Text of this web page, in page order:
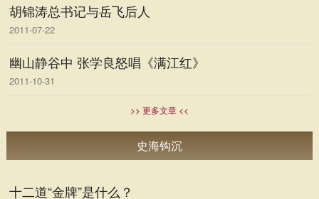
胡锦涛总书记与岳飞后人
2011-07-22
幽山静谷中 张学良怒唱《满江红》
2011-10-31
>> 更多文章 <<
史海钩沉
十二道“金牌”是什么？